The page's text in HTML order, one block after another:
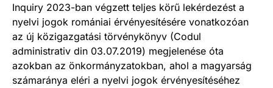
Inquiry 2023-ban végzett teljes körű lekérdezést a
nyelvi jogok romániai érvényesítésére vonatkozóan
az új közigazgatási törvénykönyv (Codul
administrativ din 03.07.2019) megjelenése óta
azokban az önkormányzatokban, ahol a magyarság
számaránya eléri a nyelvi jogok érvényesítéséhez